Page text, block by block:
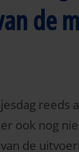
de
reeds
ook nog
de